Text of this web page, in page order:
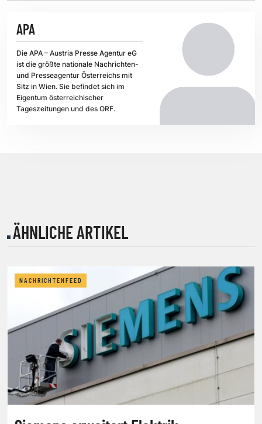
APA
Die APA – Austria Presse Agentur eG
ist die größte nationale Nachrichten-
und Presseagentur Österreichs mit
Sitz in Wien. Sie befindet sich im
Eigentum österreichischer
Tageszeitungen und des ORF.
ÄHNLICHE ARTIKEL
NACHRICHTENFEED